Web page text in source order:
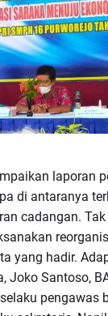
laporan
di antaranya
cadangan.
yang hadir.
Joko Santoso,
pengawas